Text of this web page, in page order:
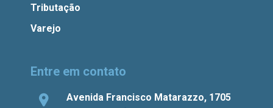
Tributação
Varejo
Entre em contato
Avenida Francisco Matarazzo, 1705